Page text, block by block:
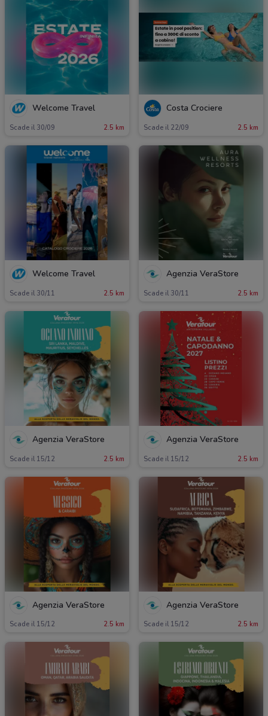
Welcome Travel
Scade il 30/09 2.5 km
Costa Crociere
Scade il 22/09 2.5 km
Welcome Travel
Scade il 30/11 2.5 km
Agenzia VeraStore
Scade il 30/11 2.5 km
Agenzia VeraStore
Scade il 15/12 2.5 km
Agenzia VeraStore
Scade il 15/12 2.5 km
Agenzia VeraStore
Scade il 15/12 2.5 km
Agenzia VeraStore
Scade il 15/12 2.5 km